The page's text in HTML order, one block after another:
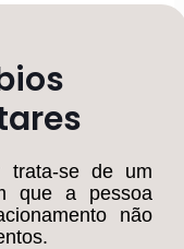
trata-se de um
que a pessoa
não